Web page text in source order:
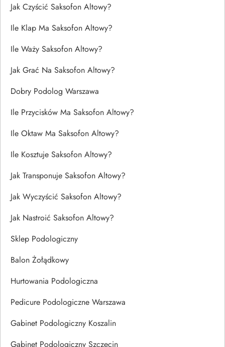
Jak Czyścić Saksofon Altowy?
Ile Klap Ma Saksofon Altowy?
Ile Waży Saksofon Altowy?
Jak Grać Na Saksofon Altowy?
Dobry Podolog Warszawa
Ile Przycisków Ma Saksofon Altowy?
Ile Oktaw Ma Saksofon Altowy?
Ile Kosztuje Saksofon Altowy?
Jak Transponuje Saksofon Altowy?
Jak Wyczyścić Saksofon Altowy?
Jak Nastroić Saksofon Altowy?
Sklep Podologiczny
Balon Żołądkowy
Hurtowania Podologiczna
Pedicure Podologiczne Warszawa
Gabinet Podologiczny Koszalin
Gabinet Podologiczny Szczecin